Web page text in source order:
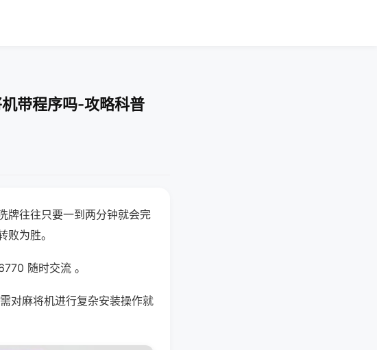
带程序吗-攻略科普
牌往往只要一到两分钟就会完
为胜。
随时交流 。
对麻将机进行复杂安装操作就